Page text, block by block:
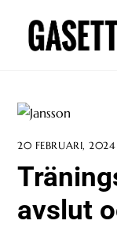
content
20 FEBRUARI, 2024
avslut